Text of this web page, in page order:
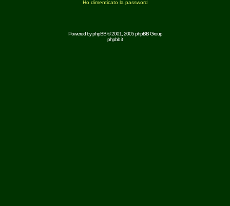
Ho dimenticato la password
Powered byphpBB© 2001, 2005 phpBB Group
phpbb.it